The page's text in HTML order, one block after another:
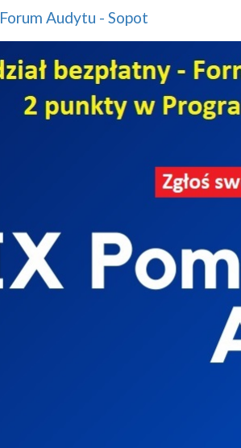
Audytu - Sopot